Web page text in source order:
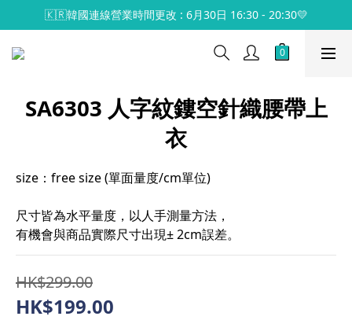
🇰🇷韓國連線營業時間更改 : 6月30日 16:30 - 20:30💛
SA6303 人字紋鏤空針織腰帶上
衣
size：free size (單面量度/cm單位)
尺寸皆為水平量度，以人手測量方法，
有機會與商品實際尺寸出現± 2cm誤差。
HK$299.00
HK$199.00